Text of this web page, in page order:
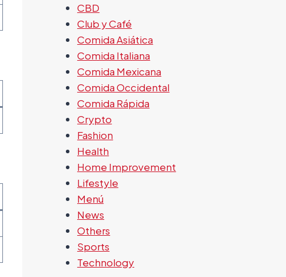
CBD
Club y Café
Comida Asiática
Comida Italiana
Comida Mexicana
Comida Occidental
Comida Rápida
Crypto
Fashion
Health
Home Improvement
Lifestyle
Menú
News
Others
Sports
Technology